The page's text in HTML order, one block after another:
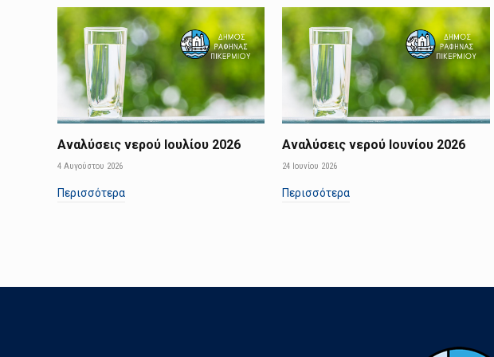
Αναλύσεις νερού Ιουλίου 2026
4 Αυγούστου 2026
Περισσότερα
Αναλύσεις νερού Ιουνίου 2026
24 Ιουνίου 2026
Περισσότερα